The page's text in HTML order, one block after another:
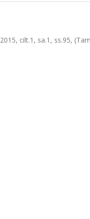
cilt.1, sa.1, ss.95,